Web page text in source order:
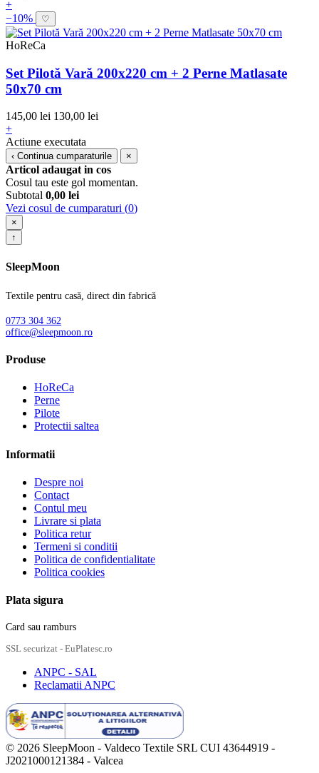
+
−10%
♡
HoReCa
Set Pilotă Vară 200x220 cm + 2 Perne Matlasate
50x70 cm
145,00 lei 130,00 lei
+
Actiune executata
‹ Continua cumparaturile ×
Articol adaugat in cos
Cosul tau este gol momentan.
Subtotal 0,00 lei
Vezi cosul de cumparaturi (0)
×
↑
SleepMoon
Textile pentru casă, direct din fabrică
0773 304 362
office@sleepmoon.ro
Produse
HoReCa
Perne
Pilote
Protectii saltea
Informatii
Despre noi
Contact
Contul meu
Livrare si plata
Politica retur
Termeni si conditii
Politica de confidentialitate
Politica cookies
Plata sigura
Card sau ramburs
SSL securizat - EuPlatesc.ro
ANPC - SAL
Reclamatii ANPC
© 2026 SleepMoon - Valdeco Textile SRL CUI 43644919 -
J2021000121384 - Valcea